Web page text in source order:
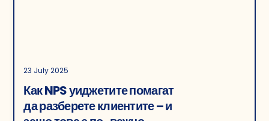
23 July 2025
Как NPS уиджетите помагат
да разберете клиентите – и